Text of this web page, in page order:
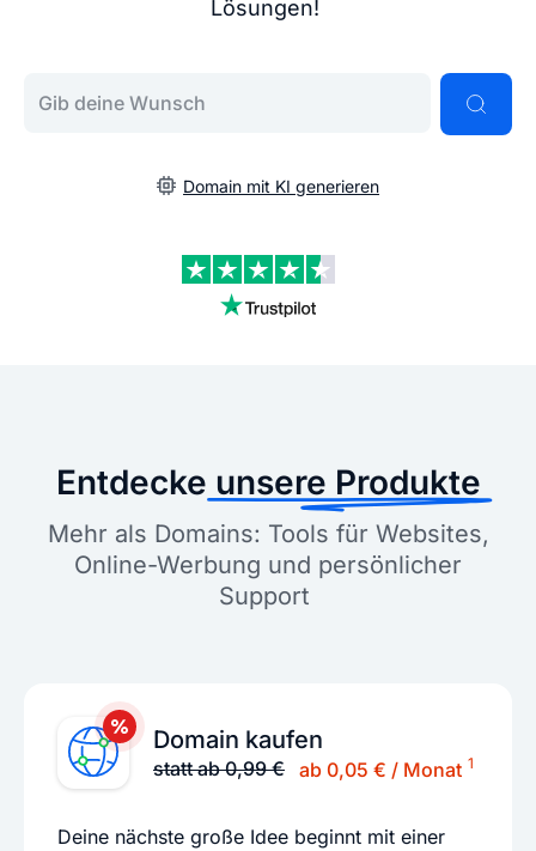
Lösungen!
Domain mit KI generieren
Entdecke unsere Produkte
Mehr als Domains: Tools für Websites,
Online-Werbung und persönlicher
Support
Domain kaufen
statt ab 0,99 € ab 0,05 € / Monat 1
Deine nächste große Idee beginnt mit einer